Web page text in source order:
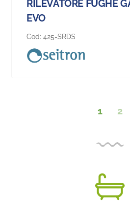
RILEVATORE FUGHE
EVO
Cod: 425-SRDS
1 2